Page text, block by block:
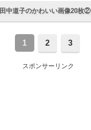
田中道子のかわいい画像20枚②
1 2 3
スポンサーリンク